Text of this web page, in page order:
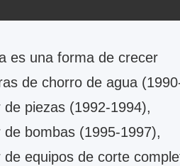
es una forma de crecer
de chorro de agua
piezas (1992-1994),
bombas (1995-1997),
equipos de corte